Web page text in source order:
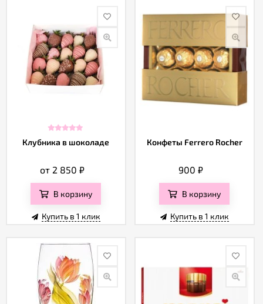
Клубника в шоколаде
от 2 850₽
В корзину
Купить в 1 клик
Конфеты Ferrero Rocher
900₽
В корзину
Купить в 1 клик